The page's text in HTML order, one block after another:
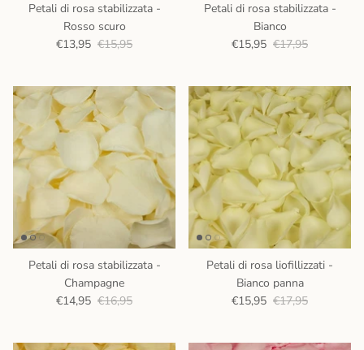
Petali di rosa stabilizzata -
Rosso scuro
€13,95 €15,95
Petali di rosa stabilizzata -
Bianco
€15,95 €17,95
Petali di rosa stabilizzata -
Champagne
€14,95 €16,95
Petali di rosa liofillizzati -
Bianco panna
€15,95 €17,95